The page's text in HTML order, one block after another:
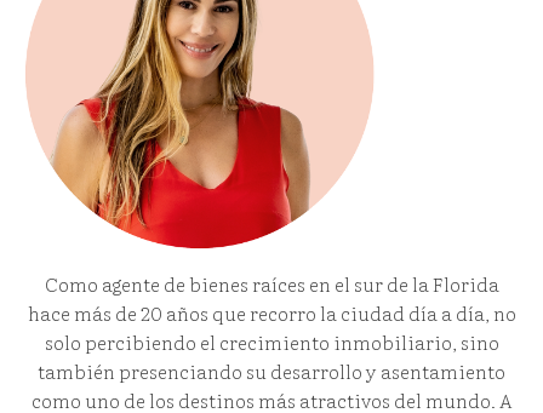
Como agente de bienes raíces en el sur de la Florida
hace más de 20 años que recorro la ciudad día a día, no
solo percibiendo el crecimiento inmobiliario, sino
también presenciando su desarrollo y asentamiento
como uno de los destinos más atractivos del mundo. A